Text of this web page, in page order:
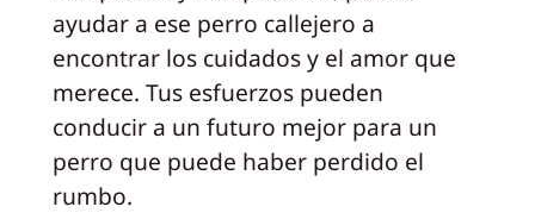
ayudar a ese perro callejero a
encontrar los cuidados y el amor que
merece. Tus esfuerzos pueden
conducir a un futuro mejor para un
perro que puede haber perdido el
rumbo.